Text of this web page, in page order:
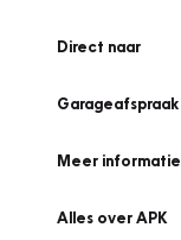
Direct naar
Garageafspraak
Meer informatie
Alles over APK